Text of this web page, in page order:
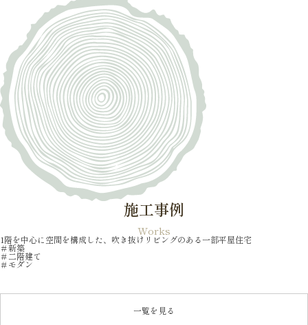
施工事例
Works
1階を中心に空間を構成した、吹き抜けリビングのある一部平屋住宅
＃新築
＃二階建て
＃モダン
一覧を見る